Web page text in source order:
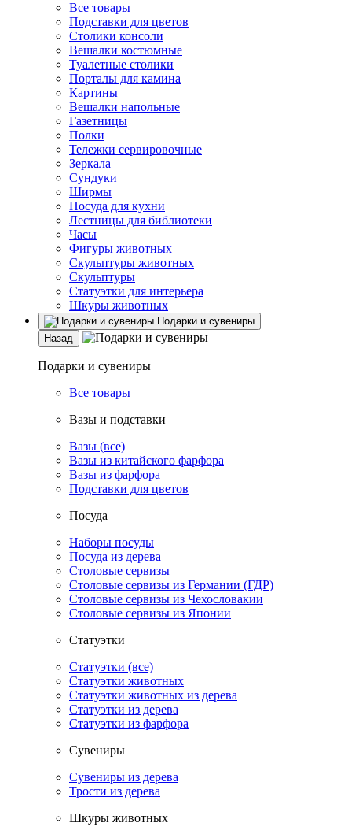
Все товары
Подставки для цветов
Столики консоли
Вешалки костюмные
Туалетные столики
Порталы для камина
Картины
Вешалки напольные
Газетницы
Полки
Тележки сервировочные
Зеркала
Сундуки
Ширмы
Посуда для кухни
Лестницы для библиотеки
Часы
Фигуры животных
Скульптуры животных
Скульптуры
Статуэтки для интерьера
Шкуры животных
Подарки и сувениры
Назад
Подарки и сувениры
Все товары
Вазы и подставки
Вазы (все)
Вазы из китайского фарфора
Вазы из фарфора
Подставки для цветов
Посуда
Наборы посуды
Посуда из дерева
Столовые сервизы
Столовые сервизы из Германии (ГДР)
Столовые сервизы из Чехословакии
Столовые сервизы из Японии
Статуэтки
Статуэтки (все)
Статуэтки животных
Статуэтки животных из дерева
Статуэтки из дерева
Статуэтки из фарфора
Сувениры
Сувениры из дерева
Трости из дерева
Шкуры животных